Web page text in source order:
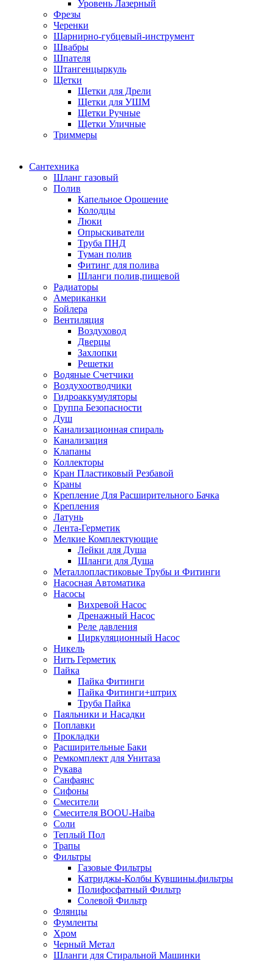
Уровень Лазерный
Фрезы
Черенки
Шарнирно-губцевый-инструмент
Швабры
Шпателя
Штангенцыркуль
Щетки
Щетки для Дрели
Щетки для УШМ
Щетки Ручные
Щетки Уличные
Триммеры
Сантехника
Шланг газовый
Полив
Капельное Орошение
Колодцы
Люки
Опрыскиватели
Труба ПНД
Туман полив
Фитинг для полива
Шланги полив,пищевой
Радиаторы
Американки
Бойлера
Вентиляция
Воздуховод
Дверцы
Захлопки
Решетки
Водяные Счетчики
Воздухоотводчики
Гидроаккумуляторы
Группа Безопасности
Душ
Канализационная спираль
Канализация
Клапаны
Коллекторы
Кран Пластиковый Резбавой
Краны
Крепление Для Расширительного Бачка
Крепления
Латунь
Лента-Герметик
Мелкие Комплектующие
Лейки для Душа
Шланги для Душа
Металлопластиковые Трубы и Фитинги
Насосная Автоматика
Насосы
Вихревой Насос
Дренажный Насос
Реле давления
Циркуляционный Насос
Никель
Нить Герметик
Пайка
Пайка Фитинги
Пайка Фитинги+штрих
Труба Пайка
Паяльники и Насадки
Поплавки
Прокладки
Расширительные Баки
Ремкомплект для Унитаза
Рукава
Санфаянс
Сифоны
Смесители
Смесителя BOOU-Haiba
Соли
Теплый Пол
Трапы
Фильтры
Газовые Фильтры
Катриджы-Колбы Кувшины.фильтры
Полифосфатный Фильтр
Солевой Фильтр
Флянцы
Фумленты
Хром
Черный Метал
Шланги для Стиральной Машинки